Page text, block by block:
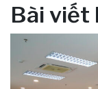
Bài viết